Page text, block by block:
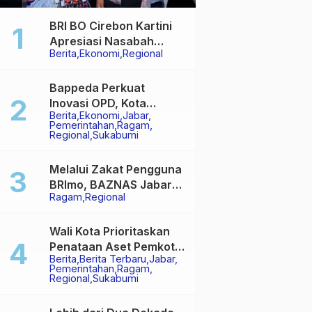
Berita Ekonomi Regional
BRI BO Cirebon Kartini
Apresiasi Nasabah
Pensiunan dengan
Literasi Keuangan
hingga Multiguna Purna
Berita Ekonomi Jabar
Pemerintahan Ragam
Regional Sukabumi
Bappeda Perkuat
Inovasi OPD, Kota
Sukabumi Bidik Hasil
Lebih Baik di IGA 2026
Ragam Regional
Melalui Zakat Pengguna
BRImo, BAZNAS Jabar
Salurkan Bantuan
Masyarakat Desa Ciririp
Berita Berita Terbaru Jabar
Pemerintahan Ragam
Regional Sukabumi
Wali Kota Prioritaskan
Penataan Aset Pemkot
Sukabumi, Tegaskan
Tak Boleh Ada Lagi